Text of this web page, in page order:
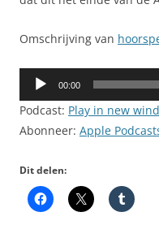
Omschrijving van
Audiospeler
00:00
Podcast: Play in new
Abonneer: Apple
Dit delen: